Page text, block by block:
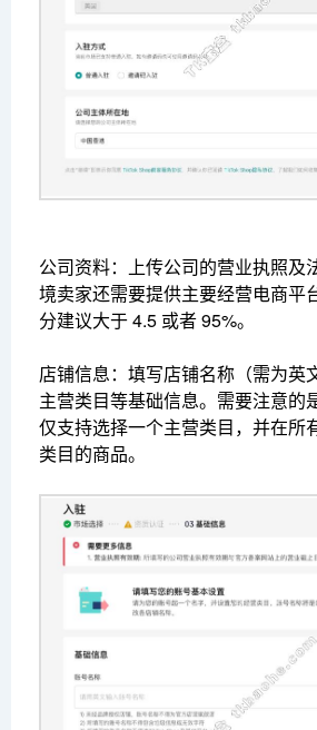
公司资料：上传公司的营业执照及
境卖家还需要提供主要经营电商平
分建议大于 4.5 或者 95%。
店铺信息：填写店铺名称（需为英
主营类目等基础信息。需要注意的
仅支持选择一个主营类目，并在所
类目的商品。